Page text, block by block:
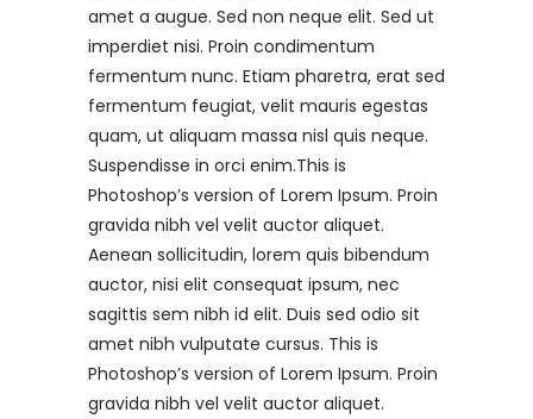
amet a augue. Sed non neque elit. Sed ut
imperdiet nisi. Proin condimentum
fermentum nunc. Etiam pharetra, erat sed
fermentum feugiat, velit mauris egestas
quam, ut aliquam massa nisl quis neque.
Suspendisse in orci enim.This is
Photoshop’s version of Lorem Ipsum. Proin
gravida nibh vel velit auctor aliquet.
Aenean sollicitudin, lorem quis bibendum
auctor, nisi elit consequat ipsum, nec
sagittis sem nibh id elit. Duis sed odio sit
amet nibh vulputate cursus. This is
Photoshop’s version of Lorem Ipsum. Proin
gravida nibh vel velit auctor aliquet.